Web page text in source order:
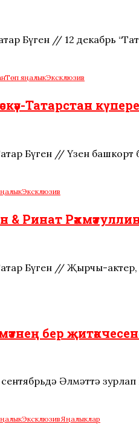
Бүген // 12 декабрь
Төп яңалыкЭксклюзив
Татарстан
Бүген // Үзен
Эксклюзив
& Ринат
Бүген // Җырчы-актер,
бер
Әлмәттә
ЭксклюзивЯңалыклар